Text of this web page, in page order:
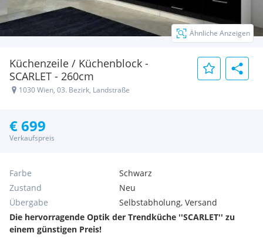
Küchenzeile / Küchenblock -
SCARLET - 260cm
1030 Wien, 03. Bezirk, Landstraße
Ähnliche Anzeigen
€ 699
Verkaufspreis
Farbe
Schwarz
Zustand
Neu
Übergabe
Selbstabholung, Versand
Die hervorragende Optik der Trendküche ''SCARLET'' zu
einem günstigen Preis!